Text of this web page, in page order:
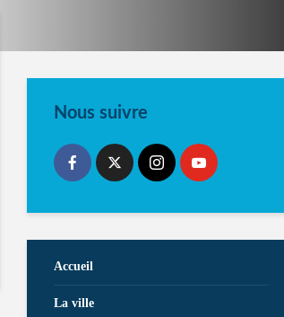
Nous suivre
Accueil
La ville